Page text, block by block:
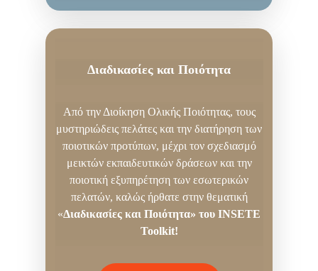
Διαδικασίες και Ποιότητα
Από την Διοίκηση Ολικής Ποιότητας, τους
μυστηριώδεις πελάτες και την διατήρηση των
ποιοτικών προτύπων, μέχρι τον σχεδιασμό
μεικτών εκπαιδευτικών δράσεων και την
ποιοτική εξυπηρέτηση των εσωτερικών
πελατών, καλώς ήρθατε στην θεματική
«Διαδικασίες και Ποιότητα» του INSETE
Toolkit!